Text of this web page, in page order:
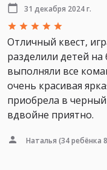
31 декабря 2024 г.
Отличный квест,
разделили детей
выполняли все
очень красивая
приобрела в
вдвойне приятно.
Наталья (34 ребёнка